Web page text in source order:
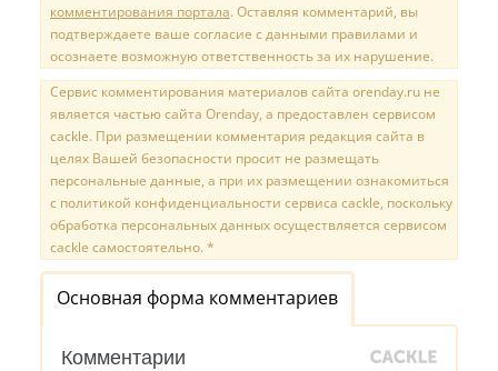
комментирования портала. Оставляя комментарий, вы
подтверждаете ваше согласие с данными правилами и
осознаете возможную ответственность за их нарушение.
Сервис комментирования материалов сайта orenday.ru не
является частью сайта Orenday, а предоставлен сервисом
cackle. При размещении комментария редакция сайта в
целях Вашей безопасности просит не размещать
персональные данные, а при их размещении ознакомиться
с политикой конфиденциальности сервиса cackle, поскольку
обработка персональных данных осуществляется сервисом
cackle самостоятельно. *
Основная форма комментариев
Комментарии